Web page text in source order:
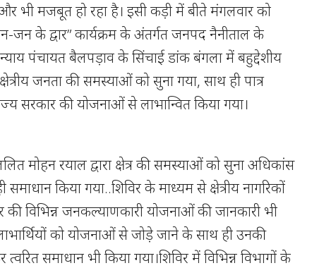
भी मजबूत हो रहा है। इसी कड़ी में बीते मंगलवार को
के द्वार” कार्यक्रम के अंतर्गत जनपद नैनीताल के
पंचायत बैलपड़ाव के सिंचाई डांक बंगला में बहुद्देशीय
जनता की समस्याओं को सुना गया, साथ ही पात्र
सरकार की योजनाओं से लाभान्वित किया गया।
मोहन रयाल द्वारा क्षेत्र की समस्याओं को सुना अधिकांस
किया गया..शिविर के माध्यम से क्षेत्रीय नागरिकों
की विभिन्न जनकल्याणकारी योजनाओं की जानकारी भी
लाभार्थियों को योजनाओं से जोड़े जाने के साथ ही उनकी
समाधान भी किया गया।शिविर में विभिन्न विभागों के